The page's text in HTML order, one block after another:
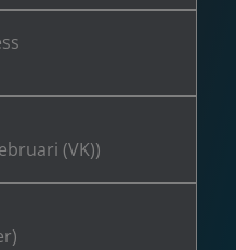
(VK))